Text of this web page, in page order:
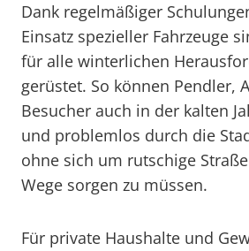
Dank regelmäßiger
Einsatz spezieller Fahrzeuge
für alle winterlichen
gerüstet. So können Pendler,
Besucher auch in der kalten
und problemlos durch die
ohne sich um rutschige
Wege sorgen zu müssen.
Für private Haushalte und